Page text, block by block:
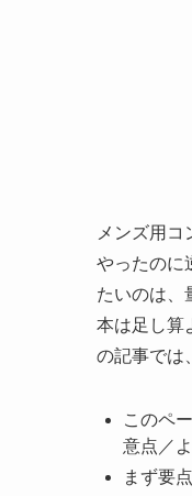
メンズ用
やったのに
たいのは、
本は足し算
の記事では
このペ
意点／
まず要